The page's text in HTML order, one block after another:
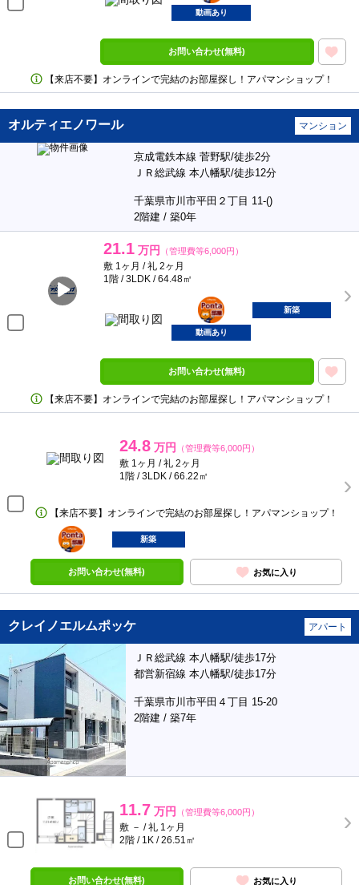
動画あり
お問い合わせ(無料)
【来店不要】オンラインで完結のお部屋探し！アパマンショップ！
オルティエノワール マンション
京成電鉄本線 菅野駅/徒歩2分
ＪＲ総武線 本八幡駅/徒歩12分
千葉県市川市平田２丁目 11-()
2階建 / 築0年
21.1 万円 （管理費等6,000円）
敷 1ヶ月 / 礼 2ヶ月
1階 / 3LDK / 64.48㎡
ポンタ
部屋
新築
動画あり
お問い合わせ(無料)
【来店不要】オンラインで完結のお部屋探し！アパマンショップ！
24.8 万円 （管理費等6,000円）
敷 1ヶ月 / 礼 2ヶ月
1階 / 3LDK / 66.22㎡
【来店不要】オンラインで完結のお部屋探し！アパマンショップ！
ポンタ
部屋
新築
お問い合わせ(無料) お気に入り
クレイノエルムポッケ アパート
ＪＲ総武線 本八幡駅/徒歩17分
都営新宿線 本八幡駅/徒歩17分
千葉県市川市平田４丁目 15-20
2階建 / 築7年
11.7 万円 （管理費等6,000円）
敷 － / 礼 1ヶ月
2階 / 1K / 26.51㎡
お問い合わせ(無料) お気に入り